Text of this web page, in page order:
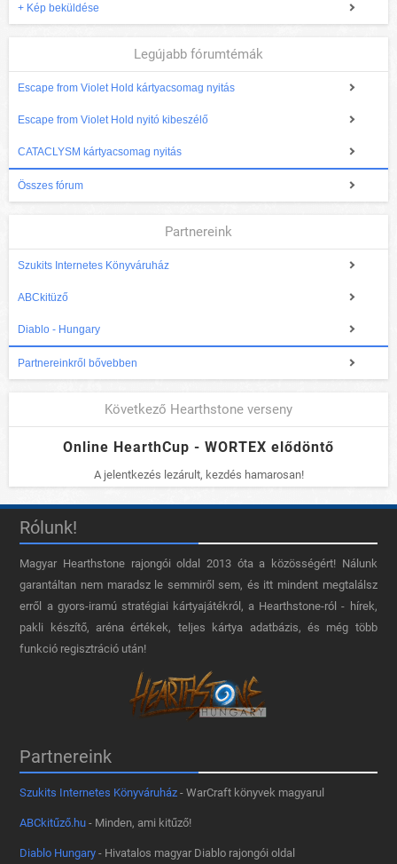
+ Kép beküldése
Legújabb fórumtémák
Escape from Violet Hold kártyacsomag nyitás
Escape from Violet Hold nyitó kibeszélő
CATACLYSM kártyacsomag nyitás
Összes fórum
Partnereink
Szukits Internetes Könyváruház
ABCkitüző
Diablo - Hungary
Partnereinkről bővebben
Következő Hearthstone verseny
Online HearthCup - WORTEX elődöntő
A jelentkezés lezárult, kezdés hamarosan!
Rólunk!
Magyar Hearthstone​ rajongói oldal 2013 óta a közösségért! Nálunk
garantáltan nem maradsz le semmiről sem, és itt mindent megtalálsz
erről a gyors-iramú stratégiai kártyajátékról, a Hearthstone-ról - hírek,
pakli készítő, aréna értékek, teljes kártya adatbázis, és még több
funkció regisztráció után!
Partnereink
Szukits Internetes Könyváruház - WarCraft könyvek magyarul
ABCkitűző.hu - Minden, ami kitűző!
Diablo Hungary - Hivatalos magyar Diablo rajongói oldal